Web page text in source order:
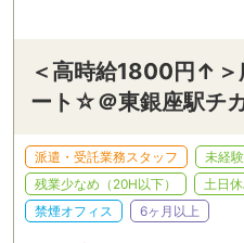
＜高時給1800円↑＞
ート☆＠東銀座駅チ
派遣・受託業務スタッフ 未経
残業少なめ（20H以下）
土日
禁煙オフィス
6ヶ月以上